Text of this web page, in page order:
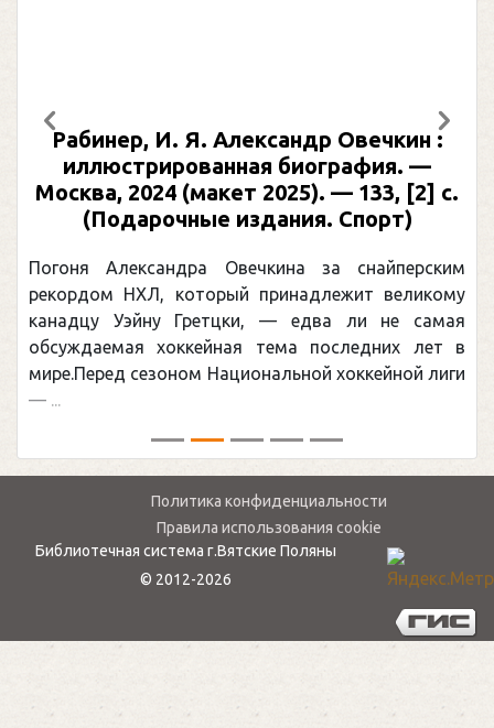
Рабинер, И. Я. Александр Овечкин :
иллюстрированная биография. —
Москва, 2024 (макет 2025). — 133, [2] с.
(Подарочные издания. Спорт)
Погоня Александра Овечкина за снайперским
рекордом НХЛ, который принадлежит великому
канадцу Уэйну Гретцки, — едва ли не самая
обсуждаемая хоккейная тема последних лет в
мире.Перед сезоном Национальной хоккейной лиги
— ...
Предыдущий
Политика конфиденциальности
Правила использования cookie
Библиотечная система г.Вятские Поляны
© 2012-2026